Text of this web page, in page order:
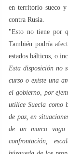
en territorio sueco
contra Rusia.
"Esto no tiene por
También podría
estados bálticos, o
Esta disposición no
curso o existe una
el gobierno, por
utilice Suecia como
de paz, en
de un marco
confrontación,